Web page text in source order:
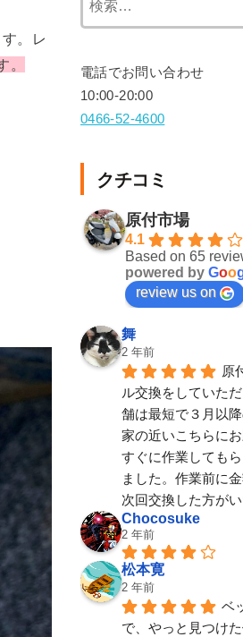
。レ
電話でお問い合わせ
10:00-20:00
0466-52-4600
クチコミ
原付市場
4.1
Based on 65
powered by Goo
review us on
舞
2 年前
原
ル交換をしていた
舗は最短で３月以
家の近いこちらに
すぐに作業しても
ました。作業前に
次回交換した方が
Chocosuke
2 年前
松本寛
2 年前
ベ
で、やっと見つけ